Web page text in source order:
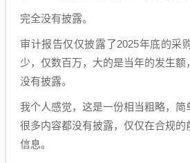
完全没有披露。
审计报告仅仅披露了2025年底的采
少，仅数百万，大的是当年的发生
没有披露。
我个人感觉，这是一份相当粗略，简
很多内容都没有披露，仅仅在合规的
信息。